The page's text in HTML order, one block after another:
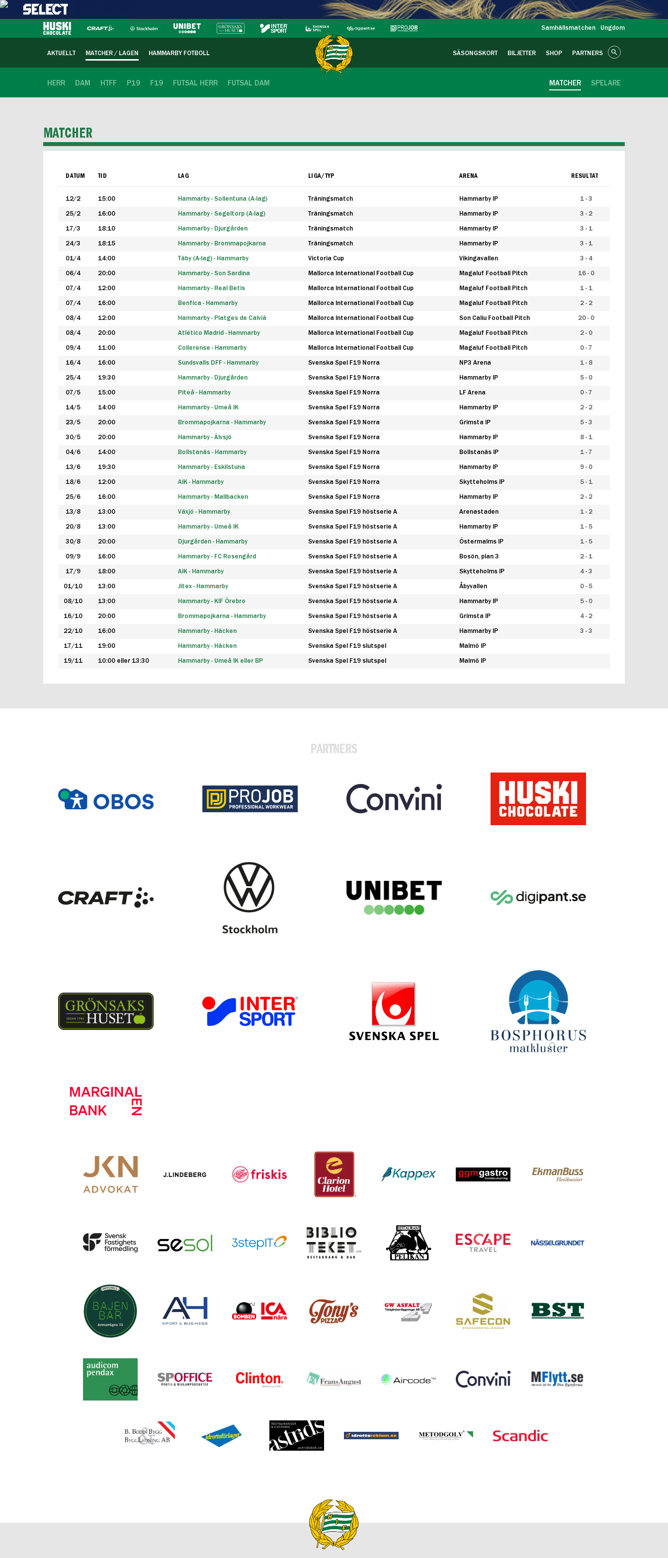
Samhällsmatchen Ungdom
AKTUELLT MATCHER / LAGEN HAMMARBY FOTBOLL SÄSONGSKORT BILJETTER SHOP PARTNERS
HERR DAM HTFF P19 F19 FUTSAL HERR FUTSAL DAM SPELARE
MATCHER
MATCHER
DATUM TID LAG LIGA/TYP ARENA RESULTAT
12/2 15:00 Hammarby - Sollentuna (A-lag) Träningsmatch Hammarby IP 1 - 3
25/2 16:00 Hammarby - Segeltorp (A-lag) Träningsmatch Hammarby IP 3 - 2
17/3 18:10 Hammarby - Djurgården Träningsmatch Hammarby IP 3 - 1
24/3 18:15 Hammarby - Brommapojkarna Träningsmatch Hammarby IP 3 - 1
01/4 14:00 Täby (A-lag) - Hammarby Victoria Cup Vikingavallen 3 - 4
06/4 20:00 Hammarby - Son Sardina Mallorca International Football Cup Magaluf Football Pitch 16 - 0
07/4 12:00 Hammarby - Real Betis Mallorca International Football Cup Magaluf Football Pitch 1 - 1
07/4 16:00 Benfica - Hammarby Mallorca International Football Cup Magaluf Football Pitch 2 - 2
08/4 12:00 Hammarby - Platges de Calvià Mallorca International Football Cup Son Caliu Football Pitch 20 - 0
08/4 20:00 Atlético Madrid - Hammarby Mallorca International Football Cup Magaluf Football Pitch 2 - 0
09/4 11:00 Collerense - Hammarby Mallorca International Football Cup Magaluf Football Pitch 0 - 7
16/4 16:00 Sundsvalls DFF - Hammarby Svenska Spel F19 Norra NP3 Arena 1 - 8
25/4 19:30 Hammarby - Djurgården Svenska Spel F19 Norra Hammarby IP 5 - 0
07/5 15:00 Piteå - Hammarby Svenska Spel F19 Norra LF Arena 0 - 7
14/5 14:00 Hammarby - Umeå IK Svenska Spel F19 Norra Hammarby IP 2 - 2
23/5 20:00 Brommapojkarna - Hammarby Svenska Spel F19 Norra Grimsta IP 5 - 3
30/5 20:00 Hammarby - Älvsjö Svenska Spel F19 Norra Hammarby IP 8 - 1
04/6 14:00 Bollstanäs - Hammarby Svenska Spel F19 Norra Bollstanäs IP 1 - 7
13/6 19:30 Hammarby - Eskilstuna Svenska Spel F19 Norra Hammarby IP 9 - 0
18/6 12:00 AIK - Hammarby Svenska Spel F19 Norra Skytteholms IP 5 - 1
25/6 16:00 Hammarby - Mallbacken Svenska Spel F19 Norra Hammarby IP 2 - 2
13/8 13:00 Växjö - Hammarby Svenska Spel F19 höstserie A Arenastaden 1 - 2
20/8 13:00 Hammarby - Umeå IK Svenska Spel F19 höstserie A Hammarby IP 1 - 5
30/8 20:00 Djurgården - Hammarby Svenska Spel F19 höstserie A Östermalms IP 1 - 5
09/9 16:00 Hammarby - FC Rosengård Svenska Spel F19 höstserie A Bosön, plan 3 2 - 1
17/9 18:00 AIK - Hammarby Svenska Spel F19 höstserie A Skytteholms IP 4 - 3
01/10 13:00 Jitex - Hammarby Svenska Spel F19 höstserie A Åbyvallen 0 - 5
08/10 13:00 Hammarby - KIF Örebro Svenska Spel F19 höstserie A Hammarby IP 5 - 0
16/10 20:00 Brommapojkarna - Hammarby Svenska Spel F19 höstserie A Grimsta IP 4 - 2
22/10 16:00 Hammarby - Häcken Svenska Spel F19 höstserie A Hammarby IP 3 - 3
17/11 19:00 Hammarby - Häcken Svenska Spel F19 slutspel Malmö IP
19/11 10:00 eller 13:30 Hammarby - Umeå IK eller BP Svenska Spel F19 slutspel Malmö IP
PARTNERS